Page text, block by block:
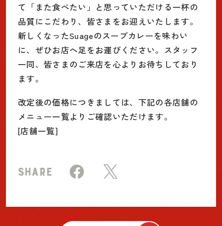
て「また食べたい」と思っていただける一杯の
品質にこだわり、皆さまをお迎えいたします。
新しくなったSuageのスープカレーを味わい
に、ぜひお店へ足をお運びください。スタッフ
一同、皆さまのご来店を心よりお待ちしており
ます。
改定後の価格につきましては、下記の各店舗の
メニュー一覧よりご確認いただけます。
[店舗一覧]
SHARE